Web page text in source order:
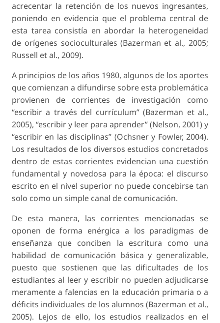
acrecentar la retención de los nuevos ingresantes,
poniendo en evidencia que el problema central de
esta tarea consistía en abordar la heterogeneidad
de orígenes socioculturales (Bazerman et al., 2005;
Russell et al., 2009).
A principios de los años 1980, algunos de los aportes
que comienzan a difundirse sobre esta problemática
provienen de corrientes de investigación como
“escribir a través del currículum” (Bazerman et al.,
2005), “escribir y leer para aprender” (Nelson, 2001) y
“escribir en las disciplinas” (Ochsner y Fowler, 2004).
Los resultados de los diversos estudios concretados
dentro de estas corrientes evidencian una cuestión
fundamental y novedosa para la época: el discurso
escrito en el nivel superior no puede concebirse tan
solo como un simple canal de comunicación.
De esta manera, las corrientes mencionadas se
oponen de forma enérgica a los paradigmas de
enseñanza que conciben la escritura como una
habilidad de comunicación básica y generalizable,
puesto que sostienen que las dificultades de los
estudiantes al leer y escribir no pueden adjudicarse
meramente a falencias en la educación primaria o a
déficits individuales de los alumnos (Bazerman et al.,
2005). Lejos de ello, los estudios realizados en el